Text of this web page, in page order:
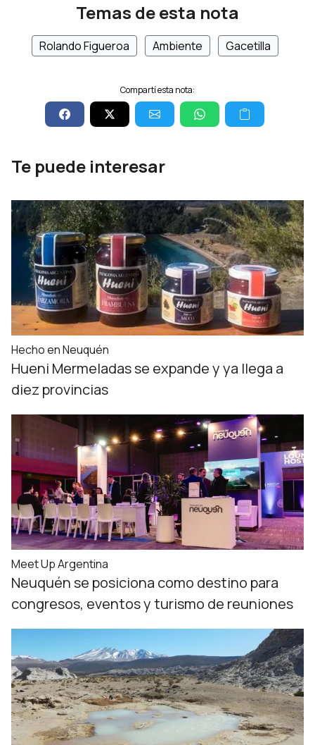
Temas de esta nota
Rolando Figueroa Ambiente Gacetilla
Compartí esta nota:
Te puede interesar
Hecho en Neuquén
Hueni Mermeladas se expande y ya llega a
diez provincias
Meet Up Argentina
Neuquén se posiciona como destino para
congresos, eventos y turismo de reuniones